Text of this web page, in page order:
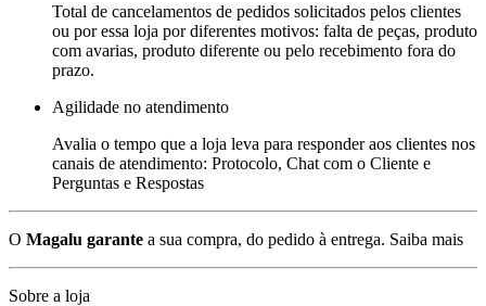
Total de cancelamentos de pedidos solicitados pelos clientes
ou por essa loja por diferentes motivos: falta de peças, produto
com avarias, produto diferente ou pelo recebimento fora do
prazo.
Agilidade no atendimento
Avalia o tempo que a loja leva para responder aos clientes nos
canais de atendimento: Protocolo, Chat com o Cliente e
Perguntas e Respostas
O Magalu garante a sua compra, do pedido à entrega. Saiba mais
Sobre a loja